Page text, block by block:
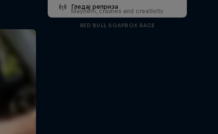
Гледај реприза
Mayhem, crashes and creativity
RED BULL SOAPBOX RACE